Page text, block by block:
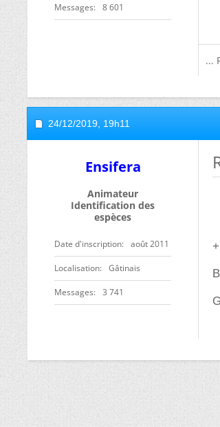
Messages 8 601
...
24/12/2019, 19h11
Ensifera
Animateur
Identification des
espèces
Date d'inscription août 2011
Localisation Gâtinais
Messages 3 741